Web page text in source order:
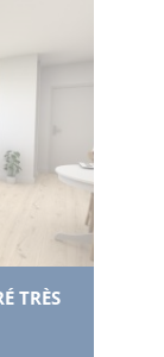
TRÈS